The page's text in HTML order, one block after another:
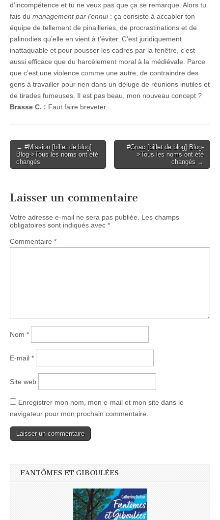
d’incompétence et tu ne veux pas que ça se remarque. Alors tu
fais du management par l’ennui: ça consiste à accabler ton
équipe de tellement de pinailleries, de procrastinations et de
palinodies qu’elle en vient à t’éviter. C’est juridiquement
inattaquable et pour pousser les cadres par la fenêtre, c’est
aussi efficace que du harcèlement moral à la médiévale. Parce
que c’est une violence comme une autre, de contraindre des
gens à travailler pour rien dans un déluge de réunions inutiles et
de tirades fumeuses. Il est pas beau, mon nouveau concept ?
Brasse C. : Faut faire breveter.
Post
navigation
← #Mission [billet de blog]
Blog->Tous les noms ont été
changés
#Gnac [billet de blog] Blog-
>Tous les noms ont été
changés →
Laisser un commentaire
Votre adresse e-mail ne sera pas publiée.
Les champs
obligatoires sont indiqués avec *
Commentaire *
Nom *
E-mail *
Site web
Enregistrer mon nom, mon e-mail et mon site dans le
navigateur pour mon prochain commentaire.
FANTÔMES ET GIBOULÉES